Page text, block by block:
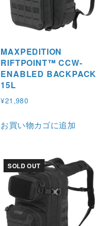
MAXPEDITION
RIFTPOINT™ CCW-
ENABLED BACKPACK
15L
¥21,980
お買い物カゴに追加
SOLD OUT